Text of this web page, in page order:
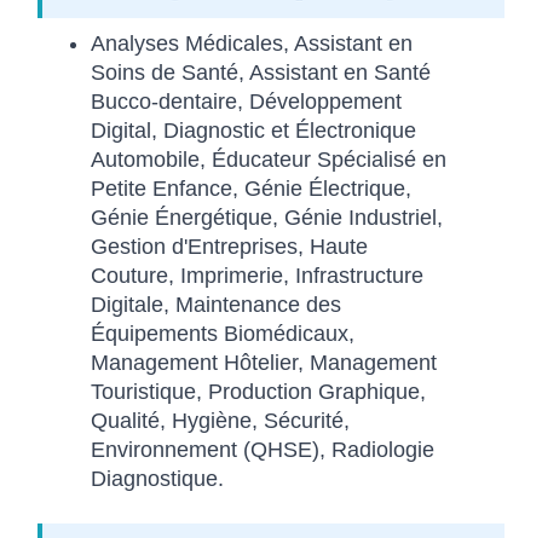
Analyses Médicales, Assistant en
Soins de Santé, Assistant en Santé
Bucco-dentaire, Développement
Digital, Diagnostic et Électronique
Automobile, Éducateur Spécialisé en
Petite Enfance, Génie Électrique,
Génie Énergétique, Génie Industriel,
Gestion d'Entreprises, Haute
Couture, Imprimerie, Infrastructure
Digitale, Maintenance des
Équipements Biomédicaux,
Management Hôtelier, Management
Touristique, Production Graphique,
Qualité, Hygiène, Sécurité,
Environnement (QHSE), Radiologie
Diagnostique.